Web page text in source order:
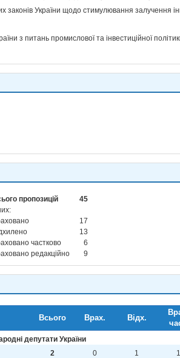
законів України щодо стимулювання залучення
з питань промислової та інвестиційної
пропозицій
45
17
13
частково
6
редакційно
9
Всього Врах. Відх.
депутати України
2 0 1 1